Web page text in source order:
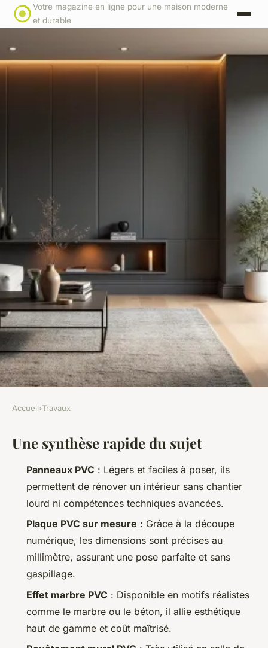
Votre magazine en ligne pour une maison moderne
et durable
Optimiser votre décoration
avec des plaques PVC sur
mesure
16/05/2026 16:02 12 min de lecture
Accueil›Travaux
Une synthèse rapide du sujet
Panneaux PVC : Légers et faciles à poser, ils
permettent de rénover un intérieur sans chantier
lourd ni compétences techniques avancées.
Plaque PVC sur mesure : Grâce à la découpe
numérique, les dimensions sont précises au
millimètre, assurant une pose parfaite et sans
gaspillage.
Effet marbre PVC : Disponible en motifs réalistes
comme le marbre ou le béton, il allie esthétique
haut de gamme et coût maîtrisé.